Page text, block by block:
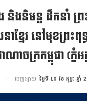
មន្ត ដឹកនាំ ព្រ
ខ្មែរ នៅមុខព្រះ
ណាចក្រកម្ពុជា (ភ្នំអ
ចេញផ្សាយ ថ្ងៃទី 10 ខែ កុម្ភៈ ឆ្នាំ